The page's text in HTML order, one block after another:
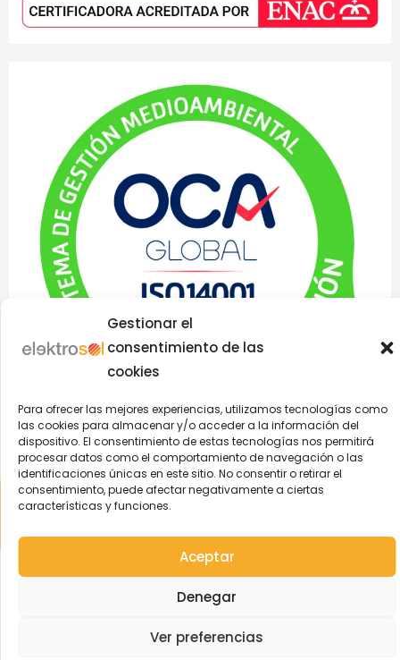
Gestionar el
consentimiento de las
cookies
Para ofrecer las mejores experiencias, utilizamos tecnologías como
las cookies para almacenar y/o acceder a la información del
dispositivo. El consentimiento de estas tecnologías nos permitirá
procesar datos como el comportamiento de navegación o las
identificaciones únicas en este sitio. No consentir o retirar el
consentimiento, puede afectar negativamente a ciertas
características y funciones.
Aceptar
Denegar
Ver preferencias
Aviso Legal|Política de Privacidad|Política Cookies
Integrada| © 2004-2022 Elektrosol | ️Todos los derechos
reservados